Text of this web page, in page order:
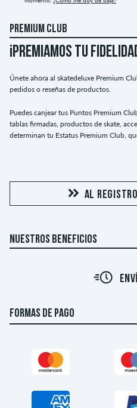
PREMIUM CLUB
¡PREMIAMOS TU
Únete ahora al skatedeluxe Premium
pedidos o reseñas de productos.
Puedes canjear tus Puntos Premium
tablas firmadas, productos de skate,
determinan tu Estatus Premium Club,
AL
NUESTROS BENEFICIOS
FORMAS DE PAGO